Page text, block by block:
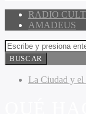
RADIO
AMADEUS
La Ciudad y